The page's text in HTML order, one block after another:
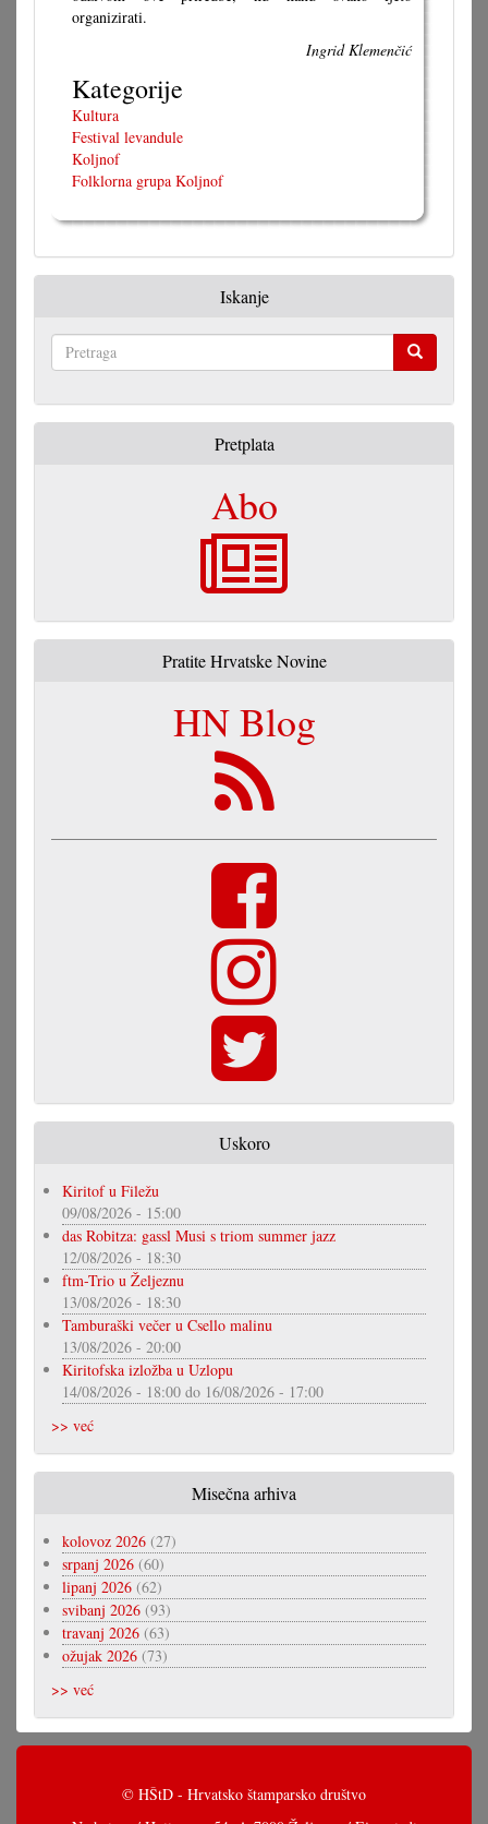
organizirati.
Ingrid Klemenčić
Kategorije
Kultura
Festival levandule
Koljnof
Folklorna grupa Koljnof
Iskanje
Pretplata
Abo
Pratite Hrvatske Novine
HN Blog
Uskoro
Kiritof u Filežu
09/08/2026 - 15:00
das Robitza: gassl Musi s triom summer jazz
12/08/2026 - 18:30
ftm-Trio u Željeznu
13/08/2026 - 18:30
Tamburaški večer u Csello malinu
13/08/2026 - 20:00
Kiritofska izložba u Uzlopu
14/08/2026 - 18:00 do 16/08/2026 - 17:00
>> već
Misečna arhiva
kolovoz 2026 (27)
srpanj 2026 (60)
lipanj 2026 (62)
svibanj 2026 (93)
travanj 2026 (63)
ožujak 2026 (73)
>> već
© HŠtD - Hrvatsko štamparsko društvo